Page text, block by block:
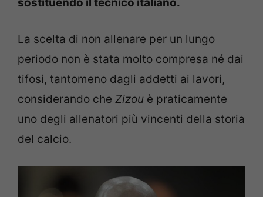
La scelta di non allenare per un lungo
periodo non è stata molto compresa né dai
tifosi, tantomeno dagli addetti ai lavori,
considerando che Zizou è praticamente
uno degli allenatori più vincenti della storia
del calcio.